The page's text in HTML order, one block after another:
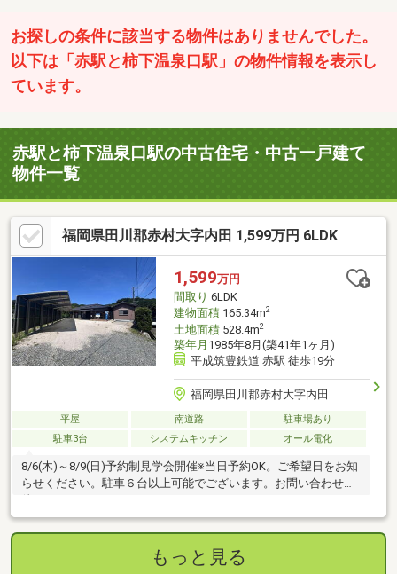
お探しの条件に該当する物件はありませんでした。
以下は「赤駅と柿下温泉口駅」の物件情報を表示し
ています。
赤駅と柿下温泉口駅の中古住宅・中古一戸建て
物件一覧
福岡県田川郡赤村大字内田 1,599万円 6LDK
1,599万円
間取り 6LDK
建物面積165.34m2
土地面積528.4m2
築年月 1985年8月(築41年1ヶ月)
平成筑豊鉄道 赤駅 徒歩19分
福岡県田川郡赤村大字内田
平屋 南道路
駐車場あり
駐車3台
システムキッチン オール電化
8/6(木)～8/9(日)予約制見学会開催※当日予約OK。ご希望日をお知
らせください。駐車６台以上可能でございます。お問い合わせお
もっと見る